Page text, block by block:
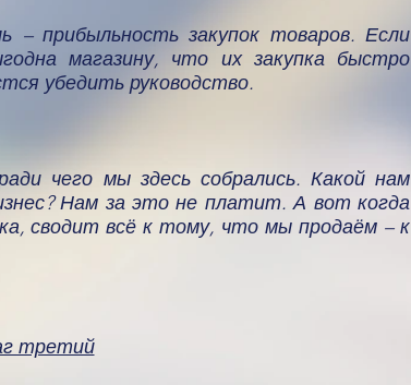
– прибыльность закупок товаров. Если
магазину, что их закупка быстро
убедить руководство.
чего мы здесь собрались. Какой нам
Нам за это не платит. А вот когда
сводит всё к тому, что мы продаём – к
третий